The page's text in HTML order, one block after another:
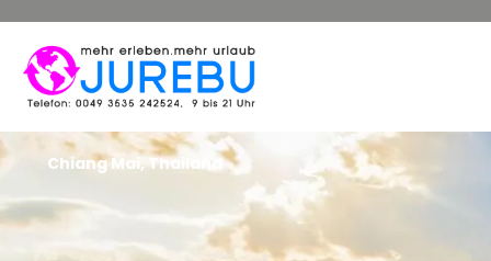
Chiang Mai, Thailand